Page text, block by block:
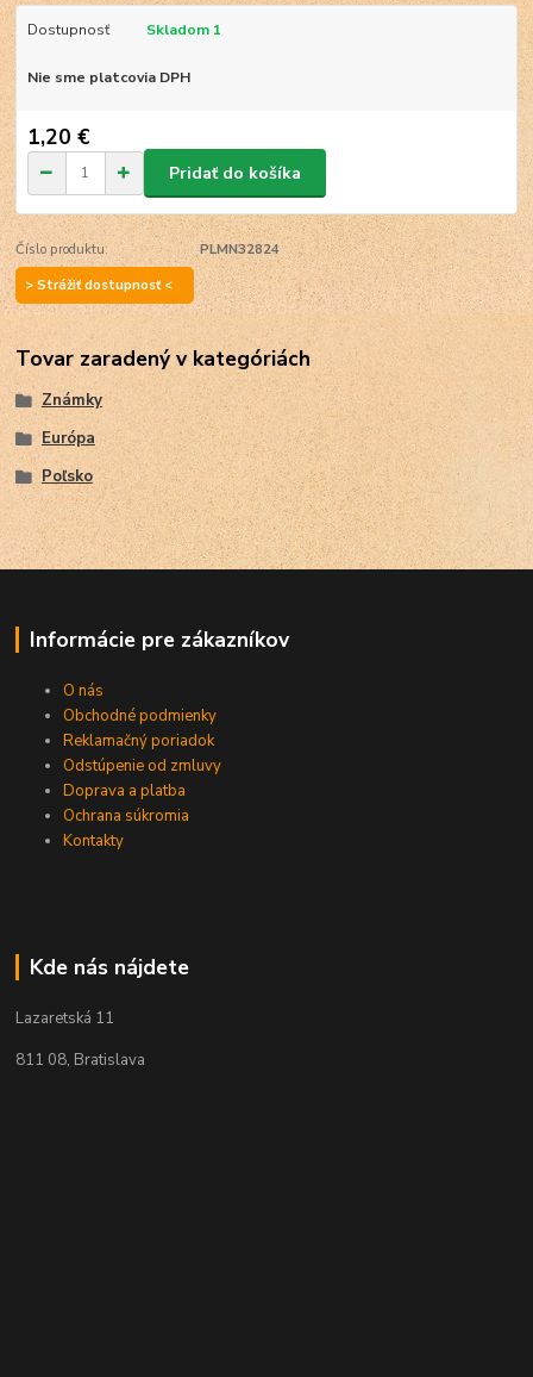
Dostupnosť Skladom 1
Nie sme platcovia DPH
1,20 €
Pridať do košíka
Číslo produktu:
PLMN32824
> Strážiť dostupnosť <
Tovar zaradený v kategóriách
Známky
Európa
Poľsko
Informácie pre zákazníkov
O nás
Obchodné podmienky
Reklamačný poriadok
Odstúpenie od zmluvy
Doprava a platba
Ochrana súkromia
Kontakty
Kde nás nájdete
Lazaretská 11
811 08, Bratislava